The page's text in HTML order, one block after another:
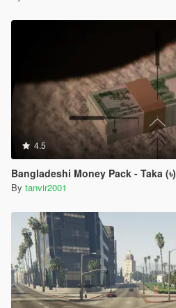
4.5
Bangladeshi Money Pack - Taka (৳)
By tanvir2001